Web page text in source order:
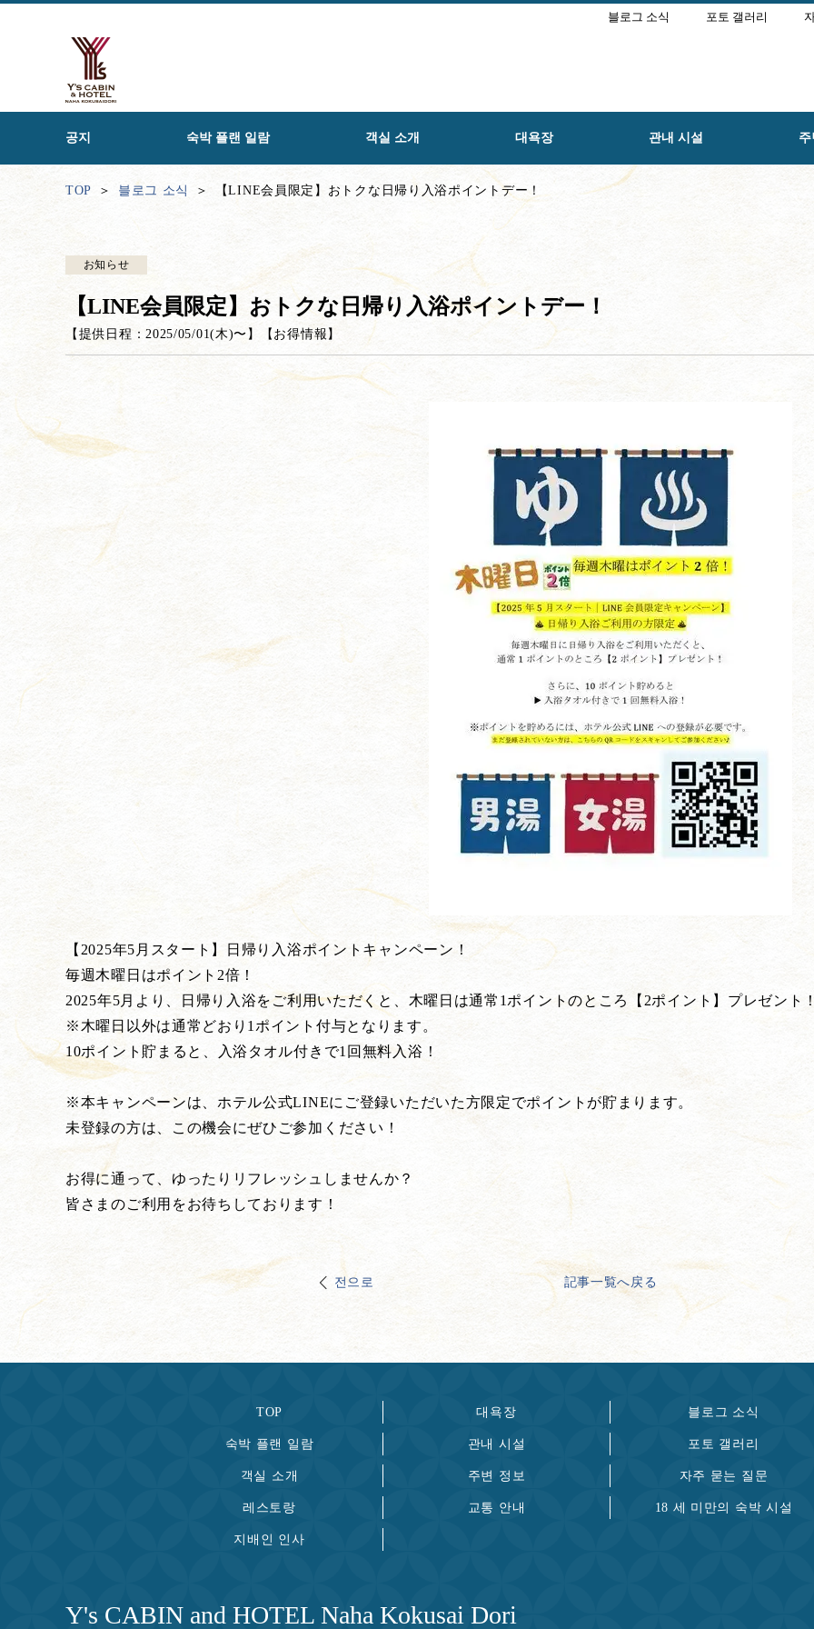
블로그 소식 포토 갤러리
공지 숙박 플랜 일람 객실 소개 대욕장 관내 시설
TOP 블로그 소식 【LINE会員限定】おトクな日帰り入浴ポイントデー！
お知らせ
【LINE会員限定】おトクな日帰り入浴ポイントデー！
【提供日程：2025/05/01(木)〜】 【 お得情報 】
【2025年5月スタート】日帰り入浴ポイントキャンペーン！
毎週木曜日はポイント2倍！
2025年5月より、日帰り入浴をご利用いただくと、木曜日は通常1ポイントのところ【2ポイント】プレゼント
※木曜日以外は通常どおり1ポイント付与となります。
10ポイント貯まると、入浴タオル付きで1回無料入浴！
※本キャンペーンは、ホテル公式LINEにご登録いただいた方限定でポイントが貯まります。
未登録の方は、この機会にぜひご参加ください！
お得に通って、ゆったりリフレッシュしませんか？
皆さまのご利用をお待ちしております！
전으로 記事一覧へ戻る
TOP
숙박 플랜 일람
객실 소개
레스토랑
지배인 인사
대욕장
관내 시설
주변 정보
교통 안내
블로그 소식
포토 갤러리
자주 묻는 질문
18 세 미만의 숙박 시설
Y's CABIN and HOTEL Naha Kokusai Dori